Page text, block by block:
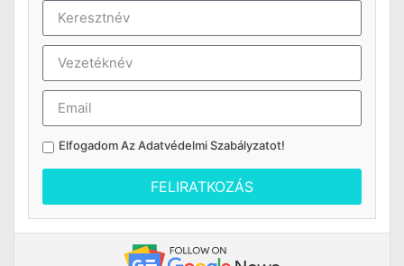
Elfogadom AzAdatvédelmi Szabályzatot!
FELIRATKOZÁS